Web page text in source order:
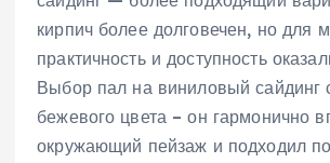
кирпич более долговечен, но для
практичность и доступность
Выбор пал на виниловый сайдинг
бежевого цвета – он гармонично
окружающий пейзаж и подходил